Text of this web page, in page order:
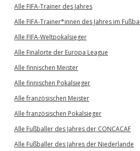
Alle FIFA-Trainer des Jahres
Alle FIFA-Trainer*innen des Jahres im
Alle FIFA-Weltpokalsieger
Alle Finalorte der Europa League
Alle finnischen Meister
Alle finnischen Pokalsieger
Alle französischen Meister
Alle französischen Pokalsieger
Alle Fußballer des Jahres der CONCACAF
Alle Fußballer des Jahres der Niederlande